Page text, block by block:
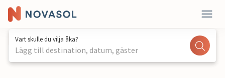
Vart skulle du vilja åka?
Lägg till destination, datum, gäster
1 / 32